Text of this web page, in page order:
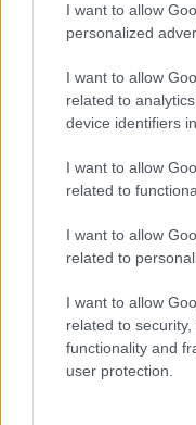
I want to allow
personalized
I want to allow
related to
device identifiers
I want to allow
related to
I want to allow
related to
I want to allow
related to
functionality and
user protection.
CTA-D24HR4
24.000BTU
Qualitair-GIWEE
CTB-55HVR4S